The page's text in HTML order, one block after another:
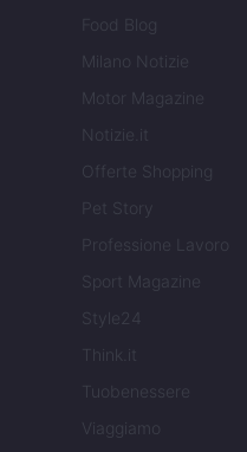
Food Blog
Milano Notizie
Motor Magazine
Notizie.it
Offerte Shopping
Pet Story
Professione Lavoro
Sport Magazine
Style24
Think.it
Tuobenessere
Viaggiamo